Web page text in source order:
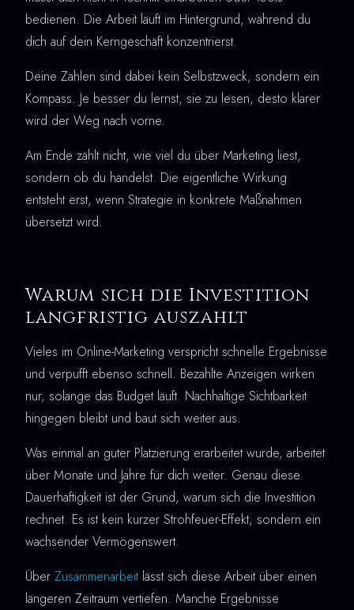
bedienen. Die Arbeit läuft im Hintergrund, während du
dich auf dein Kerngeschäft konzentrierst.
Deine Zahlen sind dabei kein Selbstzweck, sondern ein
Kompass. Je besser du lernst, sie zu lesen, desto klarer
wird der Weg nach vorne.
Am Ende zählt nicht, wie viel du über Marketing liest,
sondern ob du handelst. Die eigentliche Wirkung
entsteht erst, wenn Strategie in konkrete Maßnahmen
übersetzt wird.
Warum sich die Investition
langfristig auszahlt
Vieles im Online-Marketing verspricht schnelle Ergebnisse
und verpufft ebenso schnell. Bezahlte Anzeigen wirken
nur, solange das Budget läuft. Nachhaltige Sichtbarkeit
hingegen bleibt und baut sich weiter aus.
Was einmal an guter Platzierung erarbeitet wurde, arbeitet
über Monate und Jahre für dich weiter. Genau diese
Dauerhaftigkeit ist der Grund, warum sich die Investition
rechnet. Es ist kein kurzer Strohfeuer-Effekt, sondern ein
wachsender Vermögenswert.
Über Zusammenarbeit lässt sich diese Arbeit über einen
längeren Zeitraum vertiefen. Manche Ergebnisse